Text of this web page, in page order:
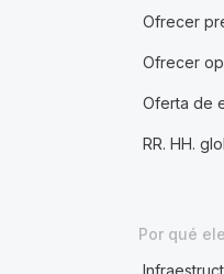
Ofrecer
Ofrecer
Oferta de
RR. HH.
Por qué